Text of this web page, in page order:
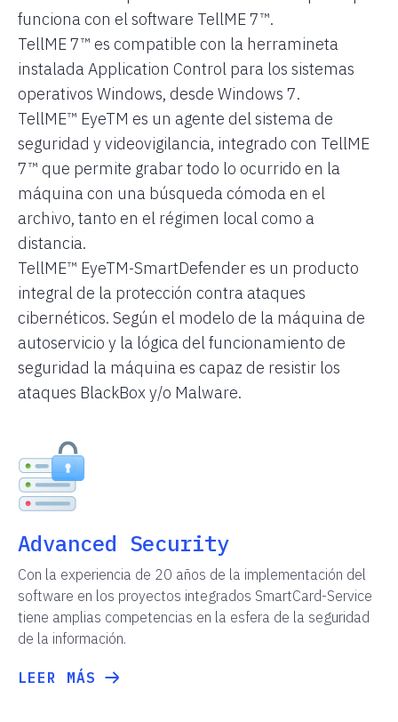
funciona con el software TellME 7™.
TellME 7™ es compatible con la herramineta
instalada Application Control para los sistemas
operativos Windows, desde Windows 7.
TellME™ EyeTM es un agente del sistema de
seguridad y videovigilancia, integrado con TellME
7™ que permite grabar todo lo ocurrido en la
máquina con una búsqueda cómoda en el
archivo, tanto en el régimen local como a
distancia.
TellME™ EyeTM-SmartDefender es un producto
integral de la protección contra ataques
cibernéticos. Según el modelo de la máquina de
autoservicio y la lógica del funcionamiento de
seguridad la máquina es capaz de resistir los
ataques BlackBox y/o Malware.
Advanced Security
Con la experiencia de 20 años de la implementación del
software en los proyectos integrados SmartCard-Service
tiene amplias competencias en la esfera de la seguridad
de la información.
LEER MÁS